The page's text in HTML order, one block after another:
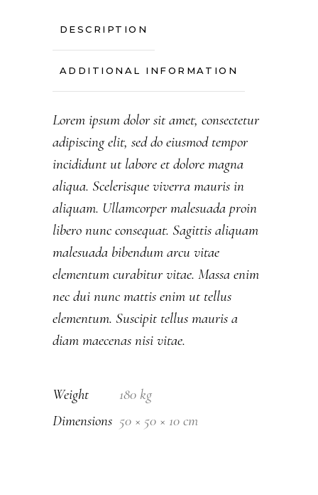
DESCRIPTION
ADDITIONAL INFORMATION
Lorem ipsum dolor sit amet, consectetur
adipiscing elit, sed do eiusmod tempor
incididunt ut labore et dolore magna
aliqua. Scelerisque viverra mauris in
aliquam. Ullamcorper malesuada proin
libero nunc consequat. Sagittis aliquam
malesuada bibendum arcu vitae
elementum curabitur vitae. Massa enim
nec dui nunc mattis enim ut tellus
elementum. Suscipit tellus mauris a
diam maecenas nisi vitae.
Weight
180 kg
Dimensions 50 × 50 × 10 cm